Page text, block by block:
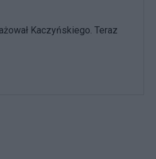
Kaczyńskiego. Teraz